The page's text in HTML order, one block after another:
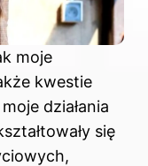
moje
kwestie
działania
się